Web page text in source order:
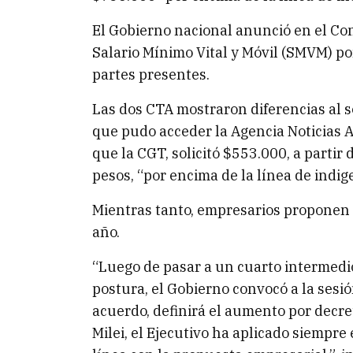
El Gobierno nacional anunció en el
Salario Mínimo Vital y Móvil (SMVM)
partes presentes.
Las dos CTA mostraron diferencias
que pudo acceder la Agencia
que la CGT, solicitó $553.000, a partir
pesos, “por encima de la línea de
Mientras tanto, empresarios
año.
“Luego de pasar a un cuarto
postura, el Gobierno convocó a la
acuerdo, definirá el aumento por
Milei, el Ejecutivo ha aplicado